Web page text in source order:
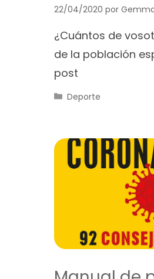
22/04/2020 por
¿Cuántos de
de la población
post
Categorías
Deporte